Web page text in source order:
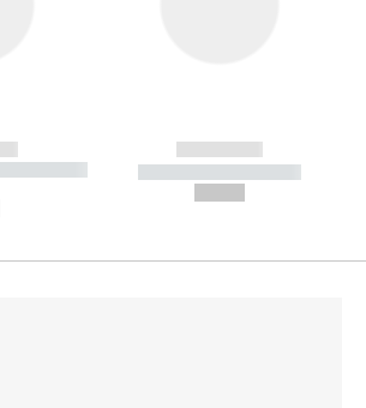
--------
------------
----------- -----------